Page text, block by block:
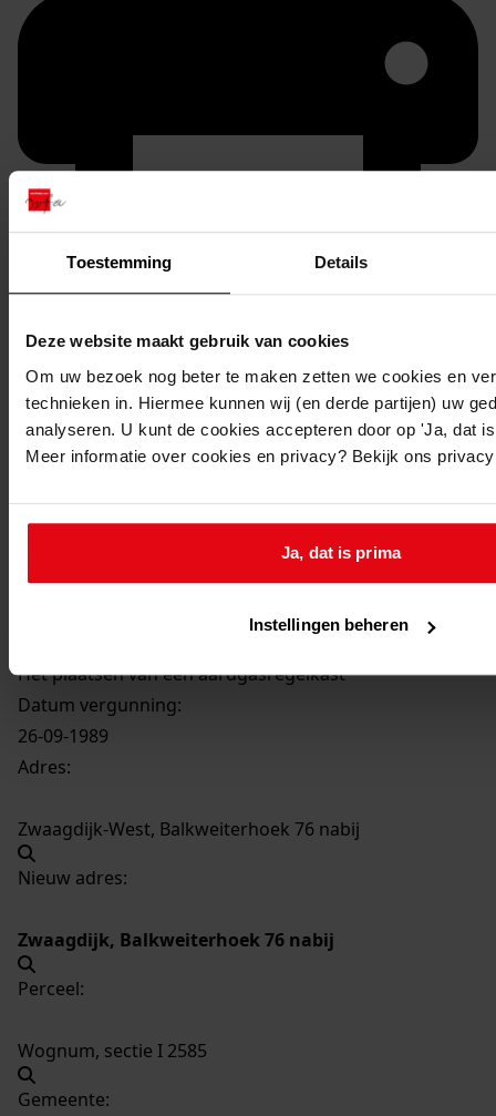
Toestemming Details
Deze website maakt gebruik van cookies
Om uw bezoek nog beter te maken zetten we cookies en
technieken in. Hiermee kunnen wij (en derde partijen) uw
analyseren. U kunt de cookies accepteren door op 'Ja, dat
Meer informatie over cookies en privacy? Bekijk ons
Ja, dat is prima
Instellingen beheren
Printen
Inventaris
Het plaatsen van een aardgasregelkast, 1989
Datering:
Het plaatsen van een aardgasregelkast
Datum vergunning:
26-09-1989
Adres:
Zwaagdijk-West, Balkweiterhoek 76 nabij
Nieuw adres:
Zwaagdijk, Balkweiterhoek 76 nabij
Perceel:
Wognum, sectie I 2585
Gemeente: